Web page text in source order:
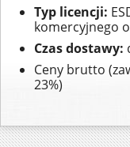
Typ licencji:
komercyjnego
Czas dostawy:
Ceny brutto
23%)